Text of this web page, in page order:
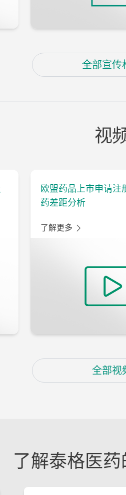
全部宣传
视
欧盟药品上市申请注
药差距分析
了解更多
全部视
了解泰格医